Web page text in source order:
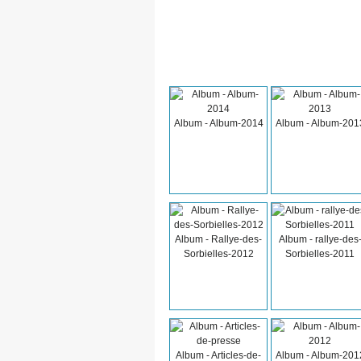
Album - Album-2014 Album - Album-
Album - Rallye-des-
Sorbielles-2012
Album - rallye-des-
Sorbielles-2011
Album - Articles-de-
Album - Album-